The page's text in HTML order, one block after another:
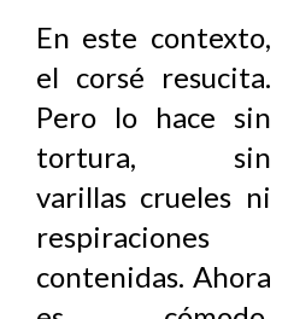
En este contexto,
el corsé resucita.
Pero lo hace sin
tortura, sin
varillas crueles ni
respiraciones
contenidas. Ahora